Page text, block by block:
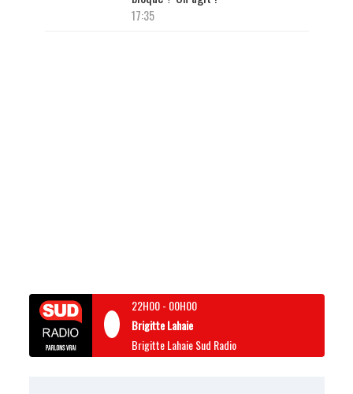
17:35
22H00- 00H00
Brigitte Lahaie
Brigitte Lahaie Sud Radio